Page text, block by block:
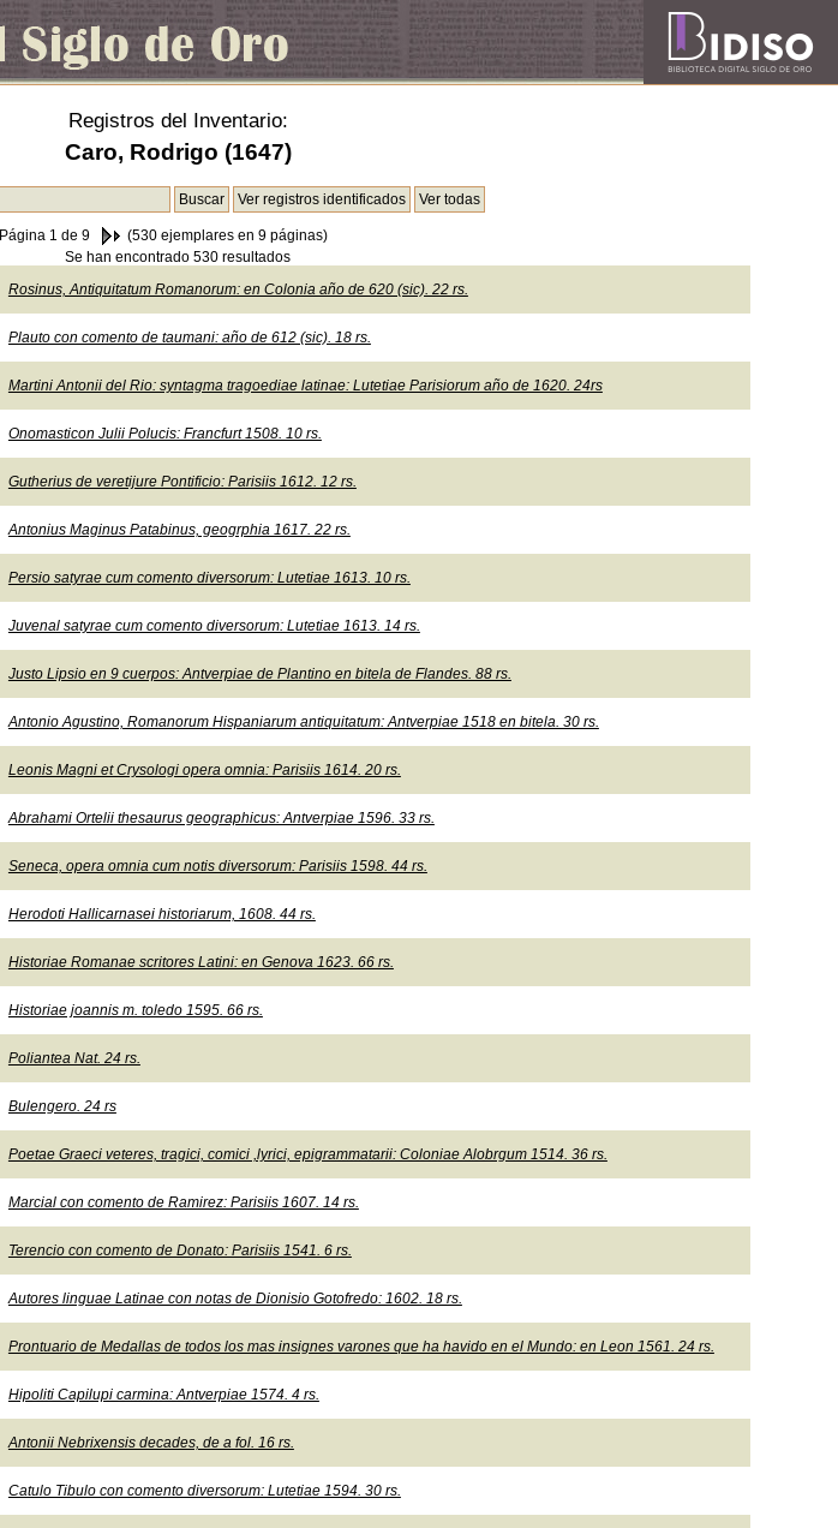
Registros del Inventario:
Caro, Rodrigo (1647)
Página 1 de 9
(530 ejemplares en 9 páginas)
Se han encontrado 530 resultados
Rosinus, Antiquitatum Romanorum: en Colonia año de 620 (sic). 22 rs.
Plauto con comento de taumani: año de 612 (sic). 18 rs.
Martini Antonii del Rio: syntagma tragoediae latinae: Lutetiae Parisiorum año de 1620. 24rs
Onomasticon Julii Polucis: Francfurt 1508. 10 rs.
Gutherius de veretijure Pontificio: Parisiis 1612. 12 rs.
Antonius Maginus Patabinus, geogrphia 1617. 22 rs.
Persio satyrae cum comento diversorum: Lutetiae 1613. 10 rs.
Juvenal satyrae cum comento diversorum: Lutetiae 1613. 14 rs.
Justo Lipsio en 9 cuerpos: Antverpiae de Plantino en bitela de Flandes. 88 rs.
Antonio Agustino, Romanorum Hispaniarum antiquitatum: Antverpiae 1518 en bitela. 30 rs.
Leonis Magni et Crysologi opera omnia: Parisiis 1614. 20 rs.
Abrahami Ortelii thesaurus geographicus: Antverpiae 1596. 33 rs.
Seneca, opera omnia cum notis diversorum: Parisiis 1598. 44 rs.
Herodoti Hallicarnasei historiarum, 1608. 44 rs.
Historiae Romanae scritores Latini: en Genova 1623. 66 rs.
Historiae joannis m. toledo 1595. 66 rs.
Poliantea Nat. 24 rs.
Bulengero. 24 rs
Poetae Graeci veteres, tragici, comici ,lyrici, epigrammatarii: Coloniae Alobrgum 1514. 36 rs.
Marcial con comento de Ramirez: Parisiis 1607. 14 rs.
Terencio con comento de Donato: Parisiis 1541. 6 rs.
Autores linguae Latinae con notas de Dionisio Gotofredo: 1602. 18 rs.
Prontuario de Medallas de todos los mas insignes varones que ha havido en el Mundo: en Leon 1561. 24 rs.
Hipoliti Capilupi carmina: Antverpiae 1574. 4 rs.
Antonii Nebrixensis decades, de a fol. 16 rs.
Catulo Tibulo con comento diversorum: Lutetiae 1594. 30 rs.